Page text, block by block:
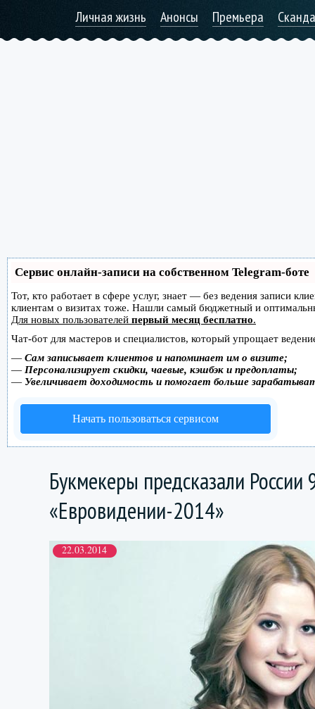
Личная жизнь Анонсы Премьера
Сервис онлайн-записи на собственном Telegram-боте
Тот, кто работает в сфере услуг, знает — без ведения записи
клиентам о визитах тоже. Нашли самый бюджетный и
Для новых пользователей первый месяц бесплатно.
Чат-бот для мастеров и специалистов, который упрощает
— Сам записывает клиентов и напоминает им о визите;
— Персонализирует скидки, чаевые, кэшбэк и предоплаты;
— Увеличивает доходимость и помогает больше
Начать пользоваться сервисом
Букмекеры предсказали России
«Евровидении-2014»
22.03.2014